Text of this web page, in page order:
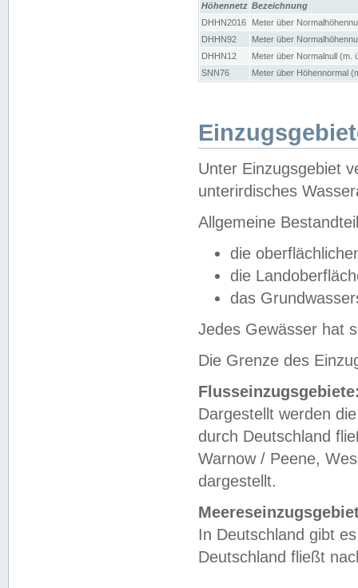
Höhennetz Bezeichnung
DHHN2016
Meter über
DHHN92
Meter über
DHHN12
Meter über Normalnull (m.
SNN76
Meter über Höhennormal
Unter Einzugsgebiet
unterirdisches
Allgemeine
die
die
das
Jedes Gewässer hat
Die Grenze des
Dargestellt werden
durch Deutschland
Warnow / Peene,
dargestellt.
In Deutschland gibt
Deutschland fließt